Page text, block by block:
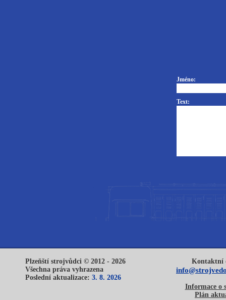
Jméno:
Text:
Plzeňští strojvůdci © 2012 - 2026
Všechna práva vyhrazena
Poslední aktualizace: 3. 8. 2026
Kontaktní
Informace o
Plán